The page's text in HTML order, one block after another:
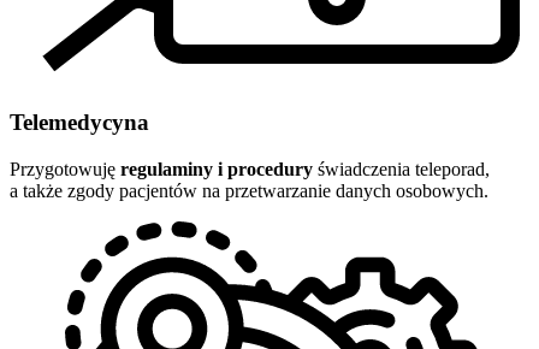
Telemedycyna
Przygotowuję regulaminy i procedury świadczenia teleporad,
a także zgody pacjentów na przetwarzanie danych osobowych.